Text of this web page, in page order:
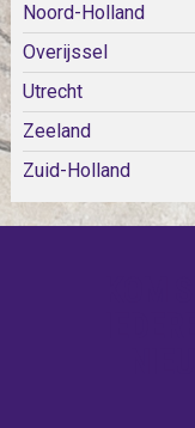
Noord-Holland
Overijssel
Utrecht
Zeeland
Zuid-Holland